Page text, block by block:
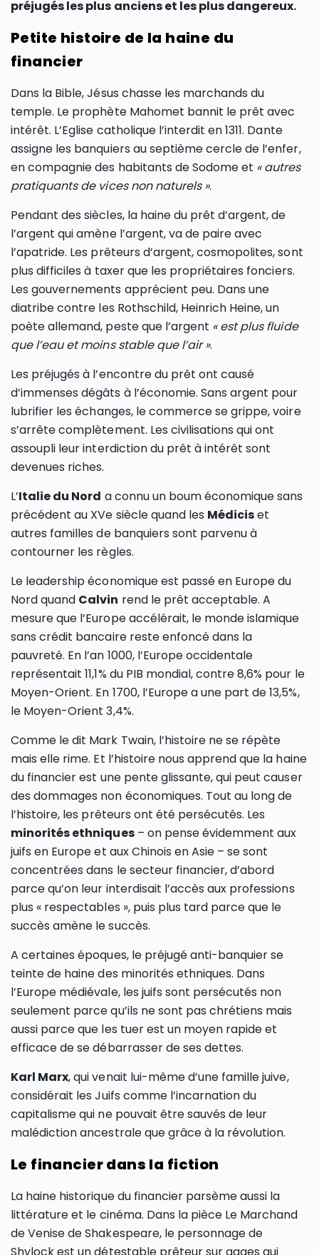
préjugés les plus anciens et les plus dangereux.
Petite histoire de la haine du
financier
Dans la Bible, Jésus chasse les marchands du
temple. Le prophète Mahomet bannit le prêt avec
intérêt. L’Eglise catholique l’interdit en 1311. Dante
assigne les banquiers au septième cercle de l’enfer,
en compagnie des habitants de Sodome et « autres
pratiquants de vices non naturels ».
Pendant des siècles, la haine du prêt d’argent, de
l’argent qui amène l’argent, va de paire avec
l’apatride. Les prêteurs d’argent, cosmopolites, sont
plus difficiles à taxer que les propriétaires fonciers.
Les gouvernements apprécient peu. Dans une
diatribe contre les Rothschild, Heinrich Heine, un
poète allemand, peste que l’argent « est plus fluide
que l’eau et moins stable que l’air ».
Les préjugés à l’encontre du prêt ont causé
d’immenses dégâts à l’économie. Sans argent pour
lubrifier les échanges, le commerce se grippe, voire
s’arrête complètement. Les civilisations qui ont
assoupli leur interdiction du prêt à intérêt sont
devenues riches.
L’Italie du Nord a connu un boum économique sans
précédent au XVe siècle quand les Médiciset
autres familles de banquiers sont parvenu à
contourner les règles.
Le leadership économique est passé en Europe du
Nord quand Calvin rend le prêt acceptable. A
mesure que l’Europe accélérait, le monde islamique
sans crédit bancaire reste enfoncé dans la
pauvreté. En l’an 1000, l’Europe occidentale
représentait 11,1% du PIB mondial, contre 8,6% pour le
Moyen-Orient. En 1700, l’Europe a une part de 13,5%,
le Moyen-Orient 3,4%.
Comme le dit Mark Twain, l’histoire ne se répète
mais elle rime. Et l’histoire nous apprend que la haine
du financier est une pente glissante, qui peut causer
des dommages non économiques. Tout au long de
l’histoire, les prêteurs ont été persécutés. Les
minorités ethniques– on pense évidemment aux
juifs en Europe et aux Chinois en Asie – se sont
concentrées dans le secteur financier, d’abord
parce qu’on leur interdisait l’accès aux professions
plus « respectables », puis plus tard parce que le
succès amène le succès.
A certaines époques, le préjugé anti-banquier se
teinte de haine des minorités ethniques. Dans
l’Europe médiévale, les juifs sont persécutés non
seulement parce qu’ils ne sont pas chrétiens mais
aussi parce que les tuer est un moyen rapide et
efficace de se débarrasser de ses dettes.
Karl Marx, qui venait lui-même d’une famille juive,
considérait les Juifs comme l’incarnation du
capitalisme qui ne pouvait être sauvés de leur
malédiction ancestrale que grâce à la révolution.
Le financier dans la fiction
La haine historique du financier parsème aussi la
littérature et le cinéma. Dans la pièce Le Marchand
de Venise de Shakespeare, le personnage de
Shylock est un détestable prêteur sur gages qui